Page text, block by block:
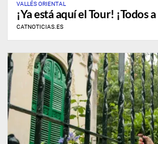
VALLÉS ORIENTAL
¡Ya está aquí el Tour! ¡Todos
CATNOTICIAS.ES